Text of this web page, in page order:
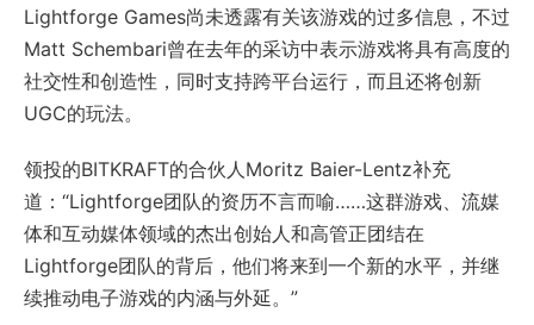
Lightforge Games尚未透露有关该游戏的过多信息，不过
Matt Schembari曾在去年的采访中表示游戏将具有高度的
社交性和创造性，同时支持跨平台运行，而且还将创新
UGC的玩法。
领投的BITKRAFT的合伙人Moritz Baier-Lentz补充
道：“Lightforge团队的资历不言而喻……这群游戏、流媒
体和互动媒体领域的杰出创始人和高管正团结在
Lightforge团队的背后，他们将来到一个新的水平，并继
续推动电子游戏的内涵与外延。”